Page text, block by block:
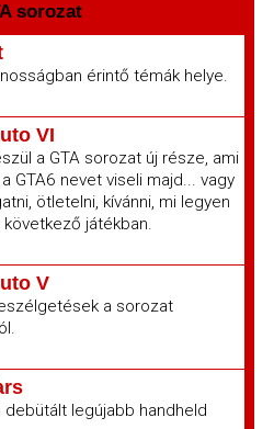
sorozat
érintő témák helye.
VI
a GTA sorozat új része, ami
GTA6 nevet viseli majd... vagy
ötletelni, kívánni, mi legyen
játékban.
V
a sorozat
debütált legújabb handheld